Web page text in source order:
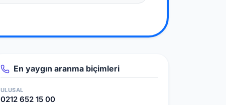
En yaygın aranma biçimleri
ULUSAL
0212 652 15 00